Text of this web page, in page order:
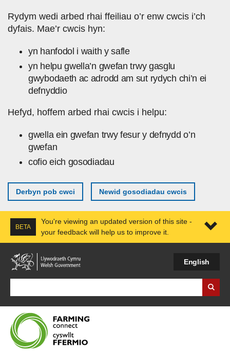
Rydym wedi arbed rhai ffeiliau o’r enw cwcis i’ch
dyfais. Mae’r cwcis hyn:
yn hanfodol i waith y safle
yn helpu gwella’n gwefan trwy gasglu
gwybodaeth ac adrodd am sut rydych chi’n ei
defnyddio
Hefyd, hoffem arbed rhai cwcis i helpu:
gwella ein gwefan trwy fesur y defnydd o’n
gwefan
cofio eich gosodiadau
Derbyn pob cwci Newid gosodiadau cwcis
BETA
You're viewing an updated version of this site -
your feedback will help us to improve it.
English